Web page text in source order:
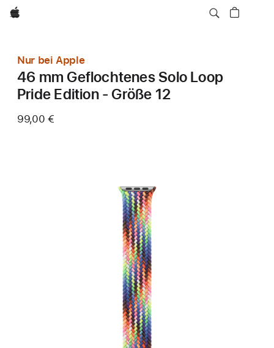
Apple
Nur bei Apple
46 mm Geflochtenes Solo Loop
Pride Edition - Größe 12
99,00 €